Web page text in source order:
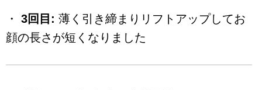
・ 3回目: 薄く引き締まりリフトアップしてお
顔の長さが短くなりました